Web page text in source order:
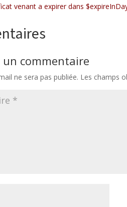
venant a expirer dans
commentaire
ne sera pas publiée. Les champs